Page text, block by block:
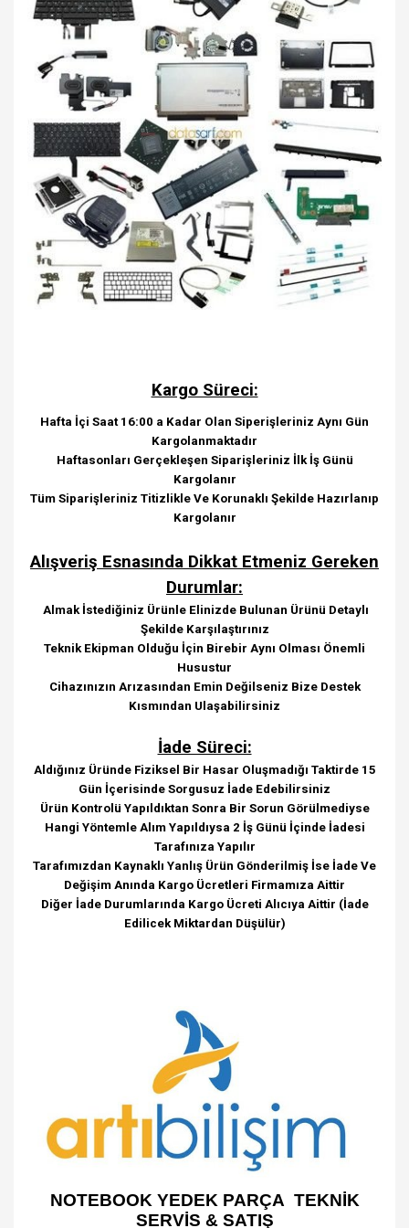
Kargo Süreci:
Hafta İçi Saat 16:00 a Kadar Olan Siperişleriniz Aynı Gün
Kargolanmaktadır
Haftasonları Gerçekleşen Siparişleriniz İlk İş Günü
Kargolanır
Tüm Siparişleriniz Titizlikle Ve Korunaklı Şekilde Hazırlanıp
Kargolanır
Alışveriş Esnasında Dikkat Etmeniz Gereken
Durumlar:
Almak İstediğiniz Ürünle Elinizde Bulunan Ürünü Detaylı
Şekilde Karşılaştırınız
Teknik Ekipman Olduğu İçin Birebir Aynı Olması Önemli
Husustur
Cihazınızın Arızasından Emin Değilseniz Bize Destek
Kısmından Ulaşabilirsiniz
İade Süreci:
Aldığınız Üründe Fiziksel Bir Hasar Oluşmadığı Taktirde 15
Gün İçerisinde Sorgusuz İade Edebilirsiniz
Ürün Kontrolü Yapıldıktan Sonra Bir Sorun Görülmediyse
Hangi Yöntemle Alım Yapıldıysa 2 İş Günü İçinde İadesi
Tarafınıza Yapılır
Tarafımızdan Kaynaklı Yanlış Ürün Gönderilmiş İse İade Ve
Değişim Anında Kargo Ücretleri Firmamıza Aittir
Diğer İade Durumlarında Kargo Ücreti Alıcıya Aittir (İade
Edilicek Miktardan Düşülür)
NOTEBOOK YEDEK PARÇA TEKNİK
SERVİS & SATIŞ